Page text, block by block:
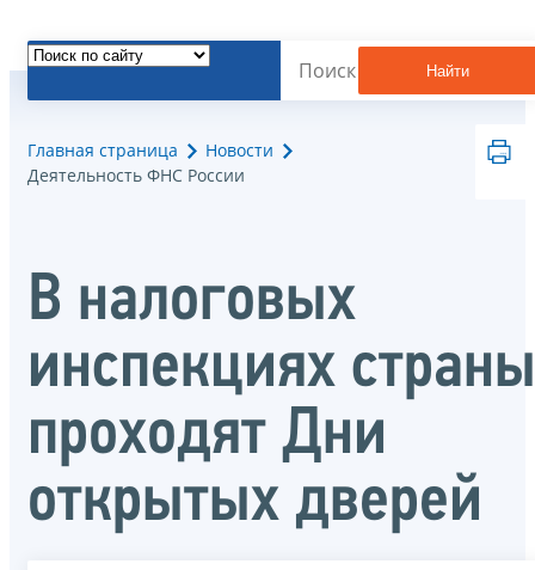
Найти
Главная страница
Новости
Деятельность ФНС России
В налоговых
инспекциях страны
проходят Дни
открытых дверей